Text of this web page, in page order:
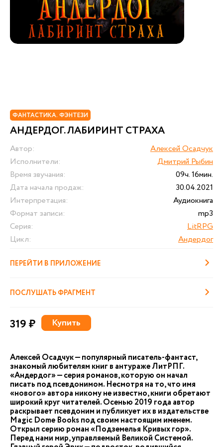
ФАНТАСТИКА. ФЭНТЕЗИ
АНДЕРДОГ. ЛАБИРИНТ СТРАХА
Автор:
Алексей Осадчук
Исполнители:
Дмитрий Рыбин
Время звучания:
09ч. 16мин.
Дата начала продаж:
30.04.2021
Интерпретация:
Аудиокнига
Формат записи:
mp3
Серия:
LitRPG
Цикл:
Андердог
ПЕРЕЙТИ В ПРИЛОЖЕНИЕ
ПОСЛУШАТЬ ФРАГМЕНТ
319 ₽ Купить
Алексей Осадчук — популярный писатель-фантаст,
знакомый любителям книг в антураже ЛитРПГ.
«Андердог» — серия романов, которую он начал
писать под псевдонимом. Несмотря на то, что имя
«нового» автора никому не известно, книги обретают
широкий круг читателей. Осенью 2019 года автор
раскрывает псевдоним и публикует их в издательстве
Magic Dome Books под своим настоящим именем.
Открыл серию роман «Подземелья Кривых гор».
Перед нами мир, управляемый Великой Системой.